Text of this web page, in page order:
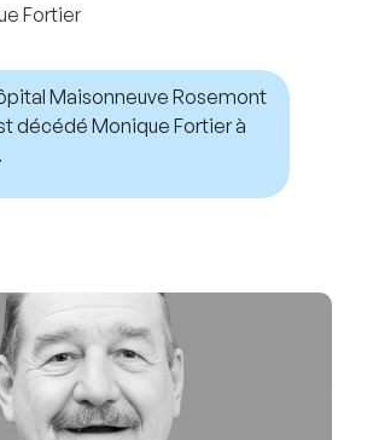
Fortier
Maisonneuve Rosemont
décédé Monique Fortier à